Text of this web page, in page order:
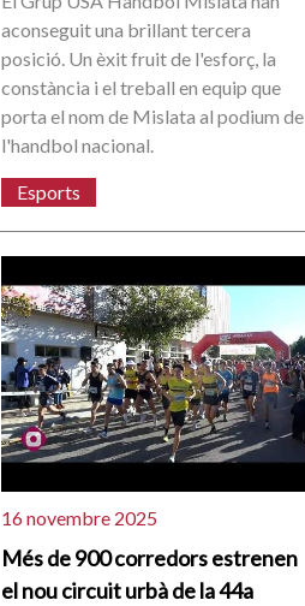
aconseguit una brillant tercera
posició. Un èxit fruit de l'esforç, la
constància i el treball en equip que
porta el nom de Mislata al podium de
l'handbol nacional.
Esports
16 novembre 2025
Més de 900 corredors estrenen
el nou circuit urbà de la 44a